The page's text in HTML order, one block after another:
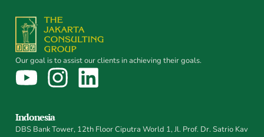
Our goal is to assist our clients in achieving their goals.
Indonesia
DBS Bank Tower, 12th Floor Ciputra World 1, Jl. Prof. Dr. Satrio Kav